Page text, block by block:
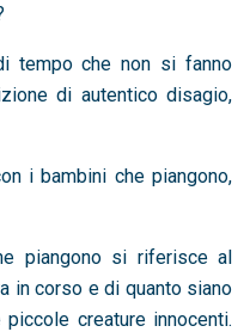
tempo che non si fanno
di autentico disagio,
i bambini che piangono,
piangono si riferisce al
in corso e di quanto siano
creature innocenti.